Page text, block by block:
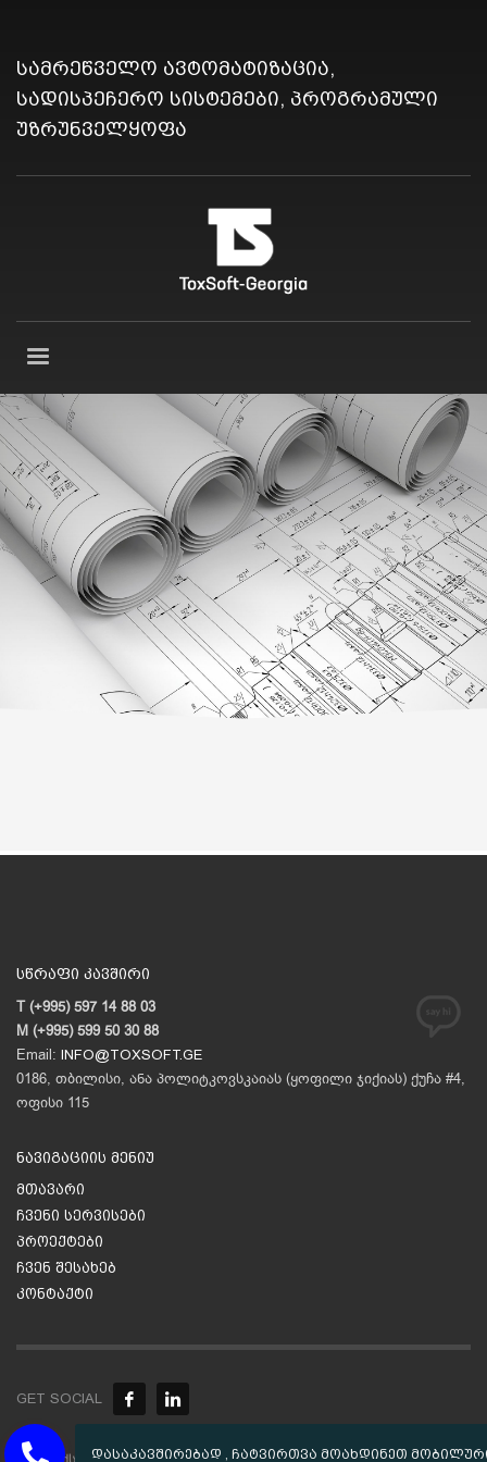
სამრეწველო ავტომატიზაცია,
სადისპეჩერო სისტემები, პროგრამული
უზრუნველყოფა
სწრაფი კავშირი
T (+995) 597 14 88 03
M (+995) 599 50 30 88
Email: INFO@TOXSOFT.GE
0186, თბილისი, ანა პოლიტკოვსკაიას (ყოფილი ჯიქიას) ქუჩა #4,
ოფისი 115
ნავიგაციის მენიუ
მთავარი
ჩვენი სერვისები
პროექტები
ჩვენ შესახებ
კონტაქტი
GET SOCIAL